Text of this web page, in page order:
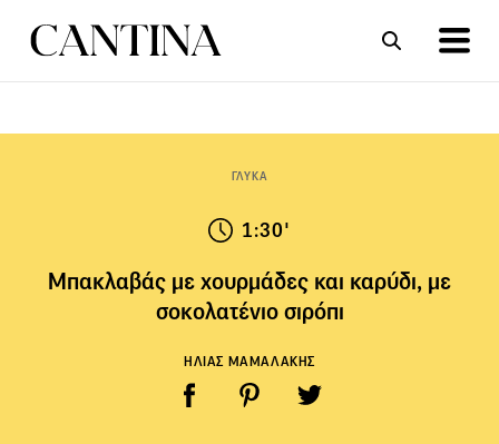
ΓΛΥΚΑ
1:30'
Μπακλαβάς με χουρμάδες και καρύδι, με
σοκολατένιο σιρόπι
ΗΛΙΑΣ ΜΑΜΑΛΑΚΗΣ